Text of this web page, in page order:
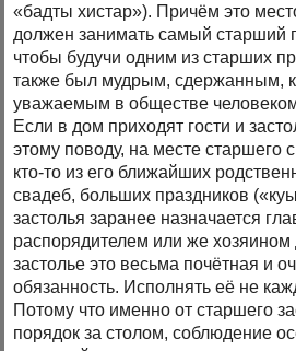
«бадты хистар»). Причём это
должен занимать самый старший
чтобы будучи одним из старших
также был мудрым, сдержанным,
уважаемым в обществе
Если в дом приходят гости и
этому поводу, на месте старшего
кто-то из его ближайших
свадеб, больших праздников
застолья заранее назначается
распорядителем или же хозяином
застолье это весьма почётная и
обязанность. Исполнять её не
Потому что именно от старшего
порядок за столом, соблюдение